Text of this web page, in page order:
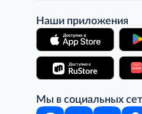
Наши приложения
Мы в социальных